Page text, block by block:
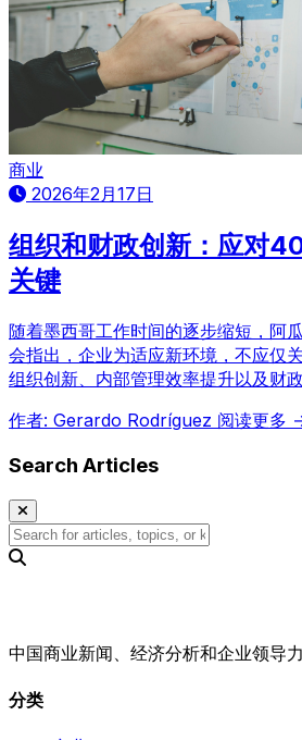
商业
2026年2月17日
组织和财政创新：应对
关键
随着墨西哥工作时间的逐步缩短，阿
会指出，企业为适应新环境，不应仅
组织创新、内部管理效率提升以及财
别是对中小型企业而言。
作者: Gerardo Rodríguez 阅读更多
Search Articles
中国商业新闻、经济分析和企业领导力
分类